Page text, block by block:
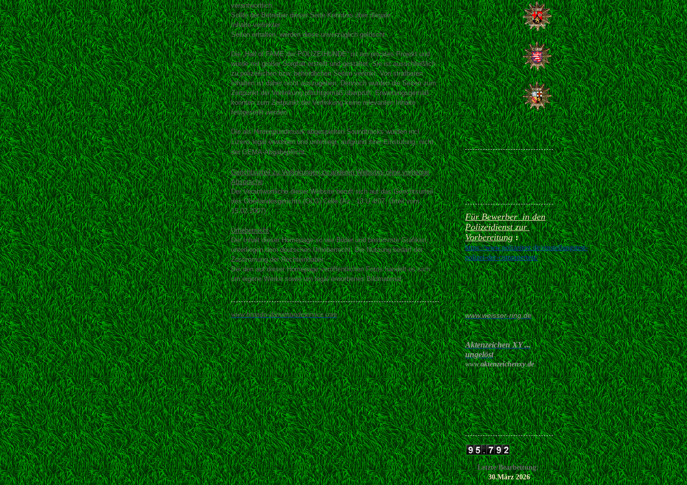
verantwortlich.
Sollte der Betreiber dieser Seite Kenntnis über illegale
Inhalte verlinkter
Seiten erhalten, werden diese unverzüglich gelöscht.
Die „Hall of FAME der POLIZEIHUNDE“ ist ein privates Projekt und
wurde mit großer Sorgfalt erstellt und gestaltet. Sie ist ausschließlich
zu polizeilichen bzw. behördlichen Seiten verlinkt. Von strafbaren
Inhalten ist daher nicht auszugehen. Dennoch wurden die Seiten zum
Zeitpunkt der Verlinkung pflichtgemäß überprüft. Erwartungsgemäß
konnten zum Zeitpunkt der Verlinkung keine relevanten Inhalte
festgestellt werden.
Die als Hintergrundmusik abgespielten.Soundtracks wurden incl.
Lizens legal erworben undunterliegt, aufgrund ihrer Einstufung, nicht
der GEMA-Abgabepflicht.
Gerichtsurteil zu Verlinkungen zu anderen Websites ohne vorherige
Absprache
Der Verantwortliche dieser Website beruft sich auf das Gerichtsurteil
des Oberlandesgerichts (OLG) Celle (Az.: 13 U 4/07, Urteil vom
15.02.2007).
Urheberrecht
Der Inhalt dieser Homepage so wie Bilder und bestimmte Grafiken,
unterliegen dem deutschen Urheberrecht. Die Nutzung bedarf der
Zustimmung der Rechteinhaber.
Bei den auf dieser Homepage veröffentlichen Fotos handelt es sich
um eigene Werke sowie um legal erworbenes Bildmaterial.
www.brando-diensthundeservice.com
Für Bewerber in den
Polizeidienst zur
Vorbereitung :
https://www.polizeitest.de/einstellungstest-
polizei-der-computertest/
www.weisser-ring.de
Aktenzeichen XY ...
ungelöst
www.aktenzeichenxy.de
Letzte Bearbeitung:
30.März 2026